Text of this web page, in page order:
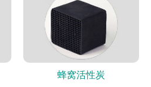
蜂窝活性炭